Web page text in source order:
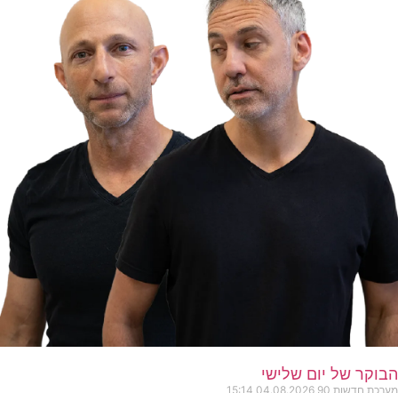
הבוקר של יום שלישי
מערכת חדשות 90 04.08.2026
15:14